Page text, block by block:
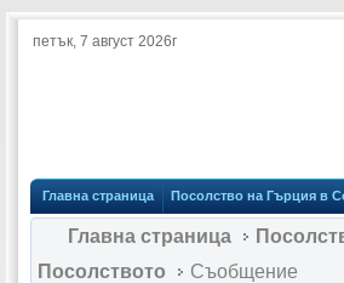
петък, 7 август 2026г
Главна страница Посолство на Гърция в
Главна страница
Посолството
Съобщение